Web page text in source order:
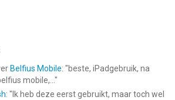
Belfius Mobile: "beste, iPadgebruik, na
mobile,... "
: " Ik heb deze eerst gebruikt, maar toch wel